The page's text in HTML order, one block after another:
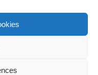
de Quingey / Création -